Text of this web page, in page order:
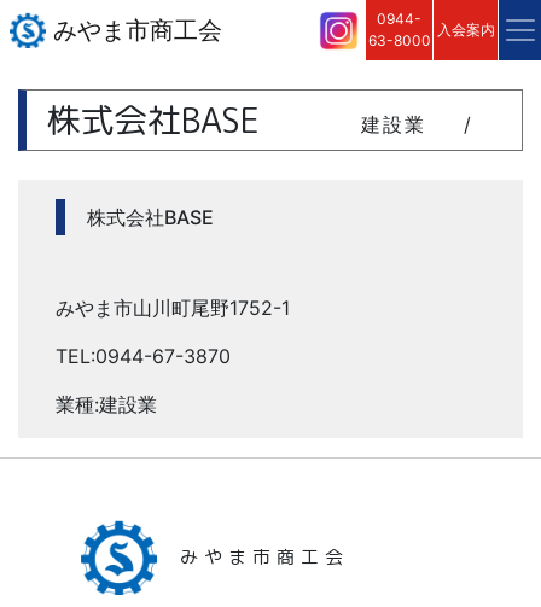
みやま市商工会
0944-
63-8000
入会案内
株式会社BASE 建設業 /
株式会社BASE
みやま市山川町尾野1752-1
TEL:0944-67-3870
業種:建設業
みやま市商工会